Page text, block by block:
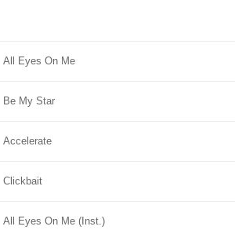
All Eyes On Me
Be My Star
Accelerate
Clickbait
All Eyes On Me (Inst.)